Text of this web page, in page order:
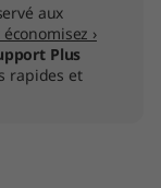
aux
›
Plus
rapides et